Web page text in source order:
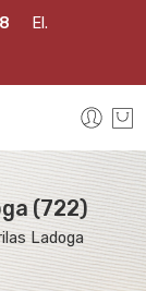
El.
(722)
Ladoga